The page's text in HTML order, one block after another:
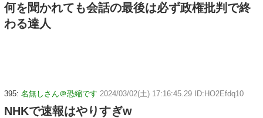
何を聞かれても会話の最後は必ず政権批判で終
わる達人
395: 名無しさん＠恐縮です 2024/03/02(土) 17:16:45.29 ID:HO2Efdq10
NHKで速報はやりすぎw